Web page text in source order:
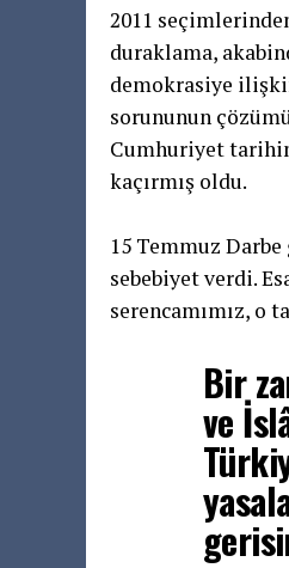
2011
duraklama,
demokrasiye
sorununun
Cumhuriyet
kaçırmış oldu.
15 Temmuz
sebebiyet verdi.
serencamımız, o
Bir
ve